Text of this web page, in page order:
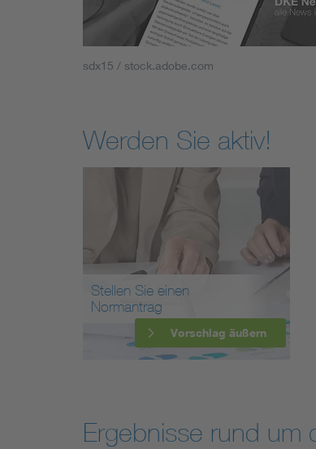
sdx15 / stock.adobe.com
Werden Sie aktiv!
Stellen Sie einen
Normantrag
Vorschlag äußern
Ergebnisse rund um